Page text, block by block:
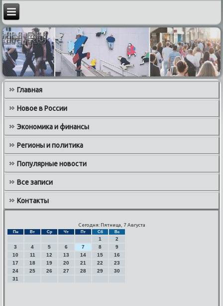
Главная
Новое в России
Экономика и финансы
Регионы и политика
Популярные новости
Все записи
Контакты
Сегодня: Пятница, 7 Августа
Пн Вт Ср Чт Пт Сб Вс
1
2
3
4 5 6 7 8
9
10
11 12 13 14 15
16
17
18 19 20 21 22
23
24
25 26 27 28 29
30
31